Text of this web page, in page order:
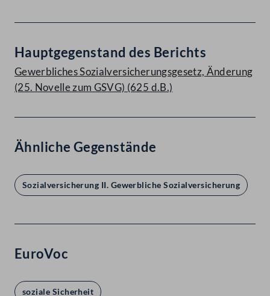
Hauptgegenstand des Berichts
Gewerbliches Sozialversicherungsgesetz, Änderung
(25. Novelle zum GSVG) (625 d.B.)
Ähnliche Gegenstände
Sozialversicherung II. Gewerbliche Sozialversicherung
EuroVoc
soziale Sicherheit